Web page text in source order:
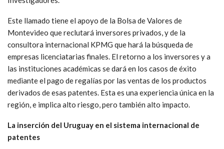
Este llamado tiene el apoyo de la Bolsa de Valores de
Montevideo que reclutará inversores privados, y de la
consultora internacional KPMG que hará la búsqueda de
empresas licenciatarias finales. El retorno a los inversores y a
las instituciones académicas se dará en los casos de éxito
mediante el pago de regalías por las ventas de los productos
derivados de esas patentes. Esta es una experiencia única en la
región, e implica alto riesgo, pero también alto impacto.
La inserción del Uruguay en el sistema internacional de
patentes